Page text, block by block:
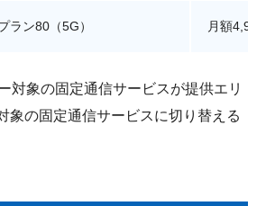
ラン80（5G） 月額
対象の固定通信サービスが提供エリ
象の固定通信サービスに切り替える